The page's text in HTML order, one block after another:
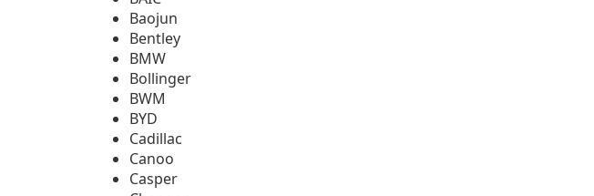
Baojun
Bentley
BMW
Bollinger
BWM
BYD
Cadillac
Canoo
Casper